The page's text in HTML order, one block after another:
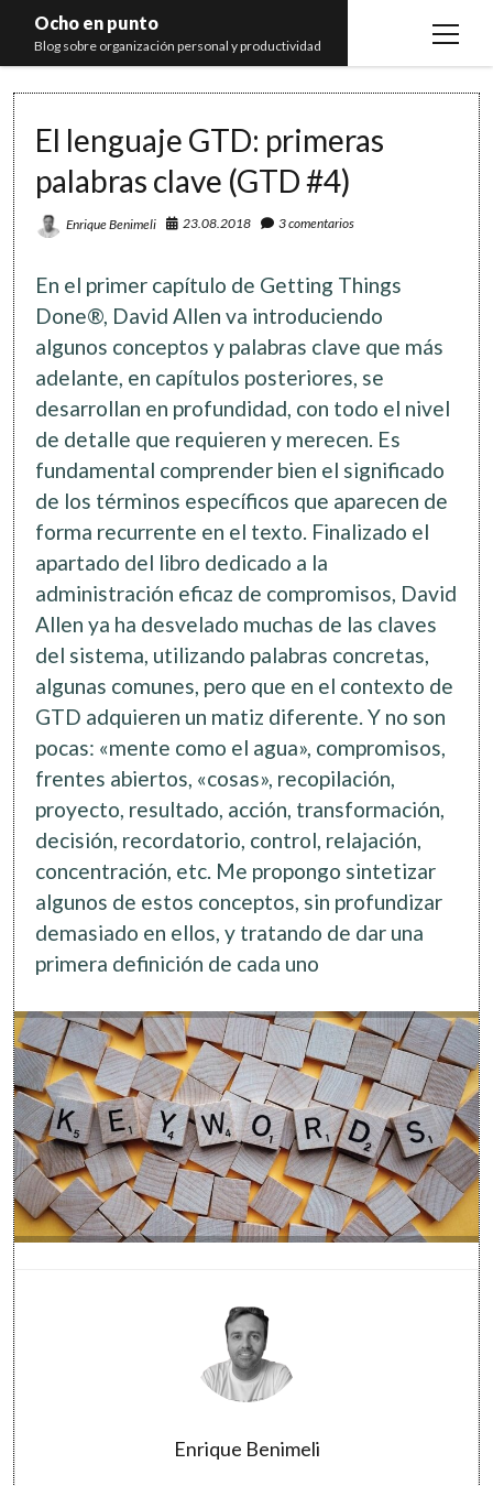
Ocho en punto
Blog sobre organización personal y productividad
open
Libros
Recomendaciones
El lenguaje GTD: primeras
palabras clave (GTD #4)
Enrique Benimeli 23.08.2018 3 comentarios
En el primer capítulo de Getting Things
Done®, David Allen va introduciendo
algunos conceptos y palabras clave que más
adelante, en capítulos posteriores, se
desarrollan en profundidad, con todo el nivel
de detalle que requieren y merecen. Es
fundamental comprender bien el significado
de los términos específicos que aparecen de
forma recurrente en el texto. Finalizado el
apartado del libro dedicado a la
administración eficaz de compromisos, David
Allen ya ha desvelado muchas de las claves
del sistema, utilizando palabras concretas,
algunas comunes, pero que en el contexto de
GTD adquieren un matiz diferente. Y no son
pocas: «mente como el agua», compromisos,
frentes abiertos, «cosas», recopilación,
proyecto, resultado, acción, transformación,
decisión, recordatorio, control, relajación,
concentración, etc. Me propongo sintetizar
algunos de estos conceptos, sin profundizar
demasiado en ellos, y tratando de dar una
primera definición de cada uno
Enrique Benimeli